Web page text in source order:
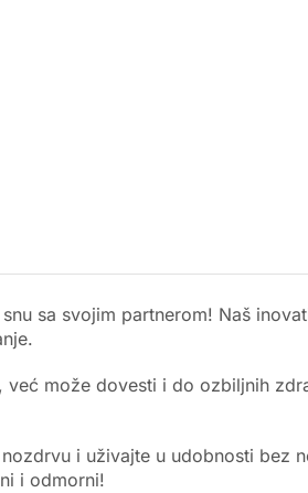
sa svojim partnerom! Naš
već može dovesti i do ozbiljnih
i uživajte u udobnosti bez
i odmorni!